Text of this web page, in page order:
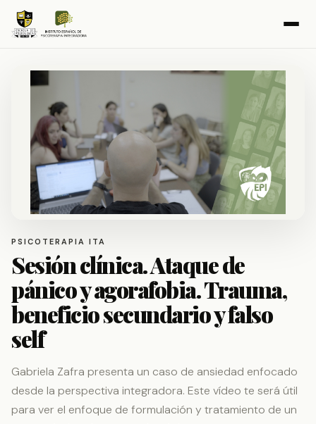
PSICOTERAPIA ITA
Sesión clínica. Ataque de
pánico y agorafobia. Trauma,
beneficio secundario y falso
self
Gabriela Zafra presenta un caso de ansiedad enfocado
desde la perspectiva integradora. Este vídeo te será útil
para ver el enfoque de formulación y tratamiento de un